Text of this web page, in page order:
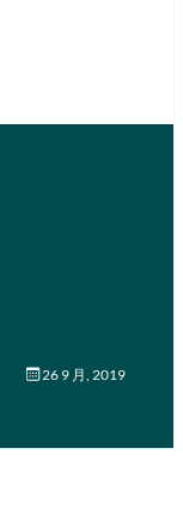
26 9 月, 2019